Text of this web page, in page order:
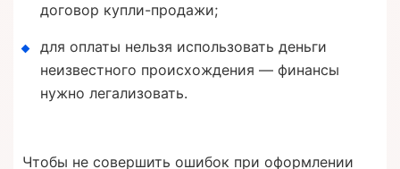
договор купли-продажи;
для оплаты нельзя использовать деньги
неизвестного происхождения — финансы
нужно легализовать.
Чтобы не совершить ошибок при оформлении